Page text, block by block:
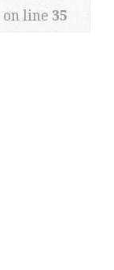
on line 35